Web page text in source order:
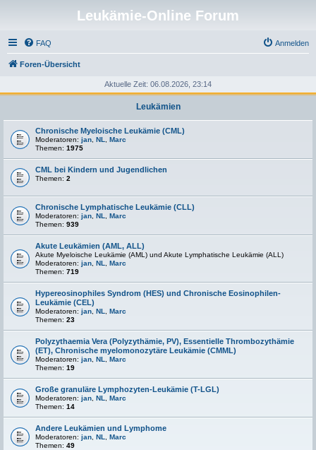
Leukämie-Online Forum
FAQ Anmelden
Foren-Übersicht
Aktuelle Zeit: 06.08.2026, 23:14
Leukämien
Chronische Myeloische Leukämie (CML)
Moderatoren: jan NL
Marc
Themen: 1975
CML bei Kindern und Jugendlichen
Themen: 2
Chronische Lymphatische Leukämie (CLL)
Moderatoren: jan NL
Marc
Themen: 939
Akute Leukämien (AML, ALL)
Akute Myeloische Leukämie (AML) und Akute Lymphatische Leukämie (ALL)
Moderatoren: jan NL
Marc
Themen: 719
Hypereosinophiles Syndrom (HES) und Chronische Eosinophilen-
Leukämie (CEL)
Moderatoren: jan NL
Marc
Themen: 23
Polyzythaemia Vera (Polyzythämie, PV), Essentielle Thrombozythämie
(ET), Chronische myelomonozytäre Leukämie (CMML)
Moderatoren: jan NL
Marc
Themen: 19
Große granuläre Lymphozyten-Leukämie (T-LGL)
Moderatoren: jan NL
Marc
Themen: 14
Andere Leukämien und Lymphome
Moderatoren: jan NL
Marc
Themen: 49